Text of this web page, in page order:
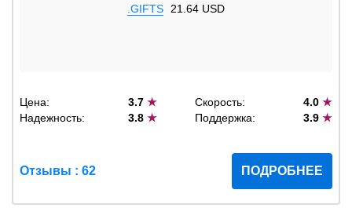
.GIFTS 21.64 USD
Цена: 3.7★ Скорость: 4.0 ★
Надежность:
3.8★ Поддержка: 3.9 ★
Отзывы : 62 ПОДРОБНЕЕ